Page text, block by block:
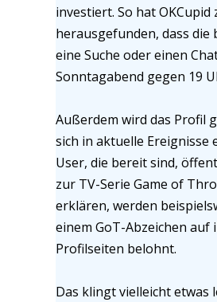
investiert. So hat OKCupid
herausgefunden, dass die
eine Suche oder einen
Sonntagabend gegen 19
Außerdem wird das Profil
sich in aktuelle Ereignisse
User, die bereit sind,
zur TV-Serie Game of
erklären, werden
einem GoT-Abzeichen auf
Profilseiten belohnt.
Das klingt vielleicht etwas